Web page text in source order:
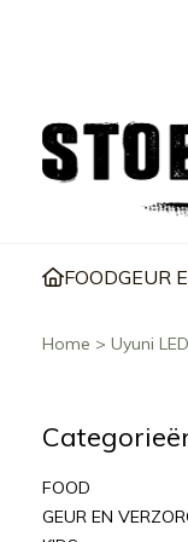
FOODGEUR
Home > Uyuni
FOOD
GEUR EN